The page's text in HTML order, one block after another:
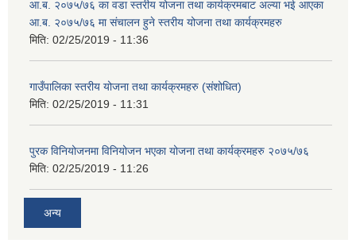
आ.ब. २०७५/७६ का वडा स्तरीय योजना तथा कार्यक्रमबाट अल्या भई आएका
आ.ब. २०७५/७६ मा स‌ंचालन हुने स्तरीय योजना तथा कार्यक्रमहरु
मिति: 02/25/2019 - 11:36
गाउँपालिका स्तरीय योजना तथा कार्यक्रमहरु (स‌ंशोधित)
मिति: 02/25/2019 - 11:31
पुरक विनियोजनमा विनियोजन भएका योजना तथा कार्यक्रमहरु २०७५/७६
मिति: 02/25/2019 - 11:26
अन्य